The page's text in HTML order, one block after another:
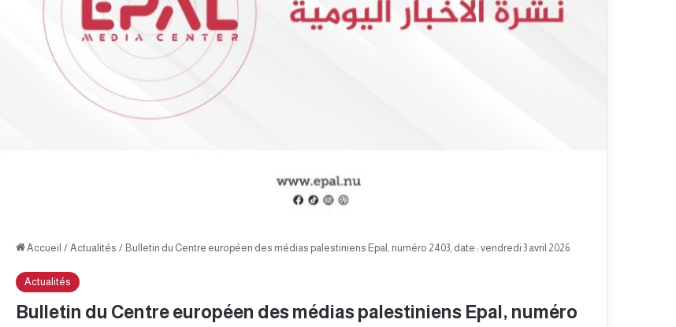
Accueil / Actualités / Bulletin du Centre européen des médias palestiniens Epal, numéro 2403, date : vendredi 3 avril 2026
Actualités
Bulletin du Centre européen des médias palestiniens Epal, numéro